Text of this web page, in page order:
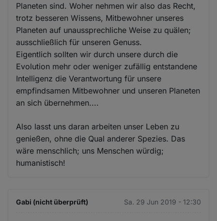
Planeten sind. Woher nehmen wir also das Recht,
trotz besseren Wissens, Mitbewohner unseres
Planeten auf unaussprechliche Weise zu quälen;
ausschließlich für unseren Genuss.
Eigentlich sollten wir durch unsere durch die
Evolution mehr oder weniger zufällig entstandene
Intelligenz die Verantwortung für unsere
empfindsamen Mitbewohner und unseren Planeten
an sich übernehmen....
Also lasst uns daran arbeiten unser Leben zu
genießen, ohne die Qual anderer Spezies. Das
wäre menschlich; uns Menschen würdig;
humanistisch!
Gabi (nicht überprüft) Sa. 29 Jun 2019 - 12:30